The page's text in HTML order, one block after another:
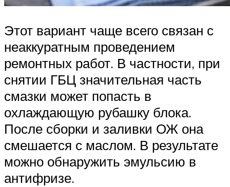
Этот вариант чаще всего связан с
неаккуратным проведением
ремонтных работ. В частности, при
снятии ГБЦ значительная часть
смазки может попасть в
охлаждающую рубашку блока.
После сборки и заливки ОЖ она
смешается с маслом. В результате
можно обнаружить эмульсию в
антифризе.